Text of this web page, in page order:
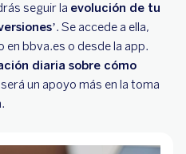
seguir la evolución de tu
. Se accede a ella,
bbva.es o desde la app.
diaria sobre cómo
será un apoyo más en la toma